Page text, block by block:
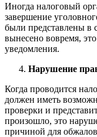
Иногда налоговый
завершение
были представлены в
вынесено вовремя,
уведомления.
Нарушение
Когда проводится
должен иметь
проверки и
произошло, это
причиной для